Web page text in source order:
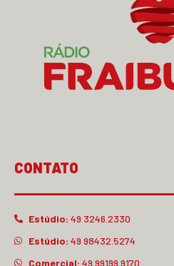
CONTATO
Estúdio: 49 3246.2330
Estúdio: 49 98432.5274
Comercial: 49 99199.9170